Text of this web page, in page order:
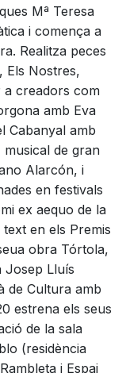
Mª Teresa
i comença a
Realitza peces
Els Nostres,
a creadors com
amb Eva
Cabanyal amb
musical de gran
Alarcón, i
en festivals
ex aequo de la
en els Premis
obra Tórtola,
Josep Lluís
de Cultura amb
estrena els seus
de la sala
(residència
i Espai